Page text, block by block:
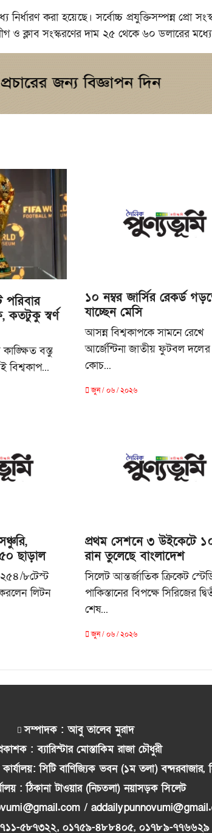
করা হয়েছে। সর্বোচ্চ প্রযুক্তিসম্পন্ন প্রো
ও ক্লাব সংস্করণের দাম ২৫ থেকে ৬০ ডলারের
কতটুকু স্বর্ণ
বস্তু
বিশ্বকাপ...
১০ নম্বর জার্সির রেকর্ড
যাচ্ছেন মেসি
আসন্ন বিশ্বকাপকে সামনে রেখে
আর্জেন্টিনা জাতীয় ফুটবল দলের
কোচ...
জুন / ০৬ / ২০২৬
ছাড়াল
৮টেস্ট
করলেন লিটন
প্রথম সেশনে ৩ উইকেটে
রান তুলেছে বাংলাদেশ
সিলেট আন্তর্জাতিক ক্রিকেট
পাকিস্তানের বিপক্ষে সিরিজের
শেষ...
জুন / ০৬ / ২০২৬
সম্পাদক : আবু তালেব মুরাদ
: ব্যারিস্টার মোস্তাকিম রাজা চৌধুরী
কার্যালয়: সিটি বাণিজ্যিক ভবন (১ম তলা)
: ঠিকানা টাওয়ার (নিচতলা) নয়াসড়ক সিলেট
/
৫৮৭৩২২, ০১৭৫৯-৪৮৮৪০৫, ০১৭৮৯-৭৭৬৬২৯